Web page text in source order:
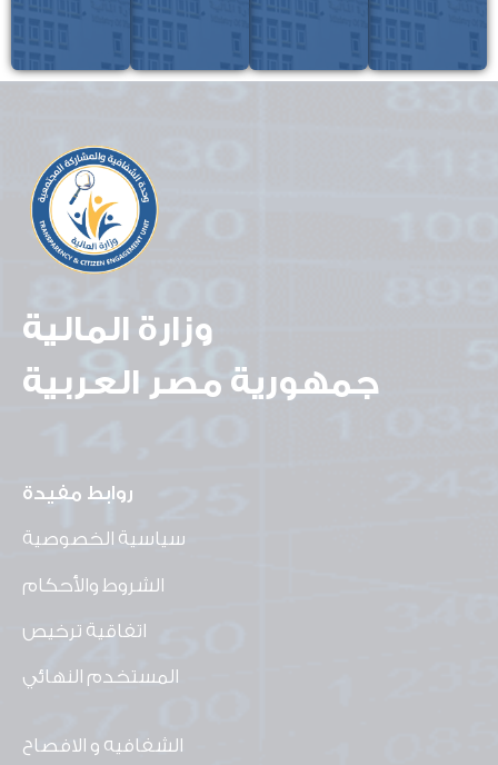
وزارة المالية
جمهورية مصر العربية
روابط مفيدة
سياسية الخصوصية
الشروط والأحكام
اتفاقية ترخيص
المستخدم النهائي
الشفافيه و الافصاح